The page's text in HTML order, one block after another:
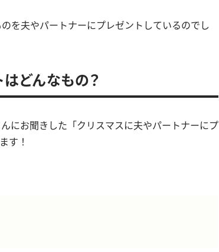
を夫やパートナーにプレゼントしているのでし
どんなもの？
にお聞きした「クリスマスに夫やパートナーにプ
す！